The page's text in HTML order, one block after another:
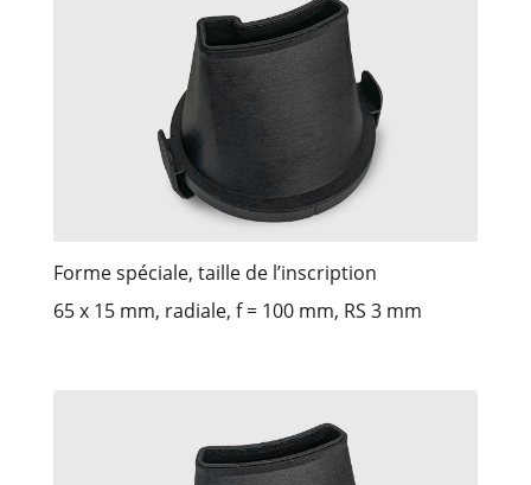
Forme spéciale, taille de l’inscription
65 x 15 mm, radiale, f = 100 mm, RS 3 mm